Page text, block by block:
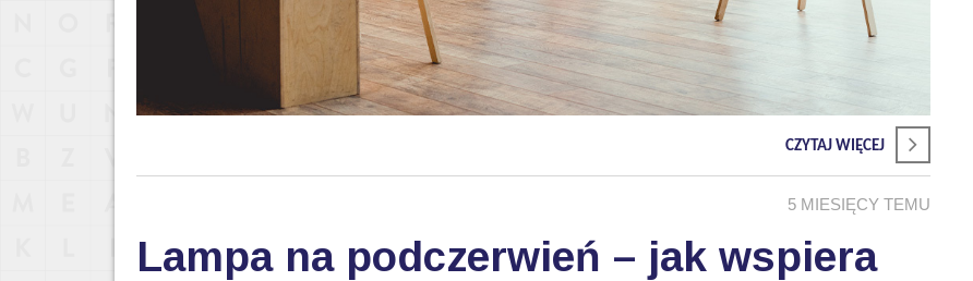
CZYTAJ WIĘCEJ
5 MIESIĘCY TEMU
Lampa na podczerwień – jak wspiera